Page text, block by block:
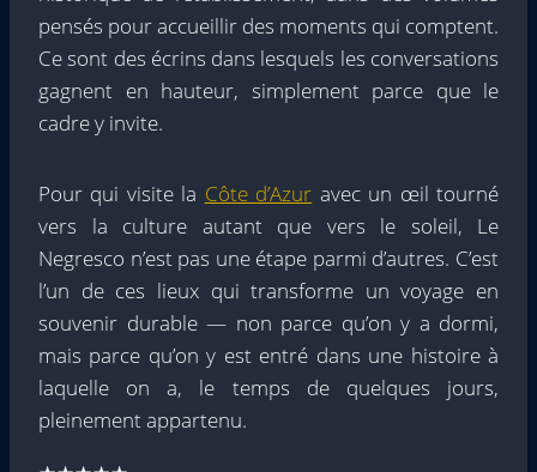
pensés pour accueillir des moments qui comptent.
Ce sont des écrins dans lesquels les conversations
gagnent en hauteur, simplement parce que le
cadre y invite.
Pour qui visite la Côte d’Azur avec un œil tourné
vers la culture autant que vers le soleil, Le
Negresco n’est pas une étape parmi d’autres. C’est
l’un de ces lieux qui transforme un voyage en
souvenir durable — non parce qu’on y a dormi,
mais parce qu’on y est entré dans une histoire à
laquelle on a, le temps de quelques jours,
pleinement appartenu.